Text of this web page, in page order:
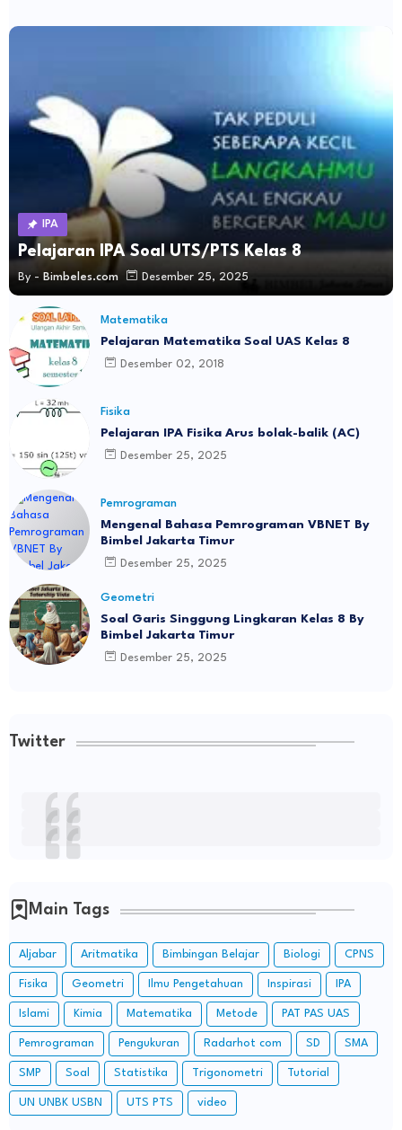
IPA
Pelajaran IPA Soal UTS/PTS Kelas 8
By - Bimbeles.com Desember 25, 2025
Matematika
Pelajaran Matematika Soal UAS Kelas 8
Desember 02, 2018
Fisika
Pelajaran IPA Fisika Arus bolak-balik (AC)
Desember 25, 2025
Pemrograman
Mengenal Bahasa Pemrograman VBNET By
Bimbel Jakarta Timur
Desember 25, 2025
Geometri
Soal Garis Singgung Lingkaran Kelas 8 By
Bimbel Jakarta Timur
Desember 25, 2025
Twitter
Main Tags
Aljabar Aritmatika Bimbingan Belajar Biologi CPNS
Fisika Geometri Ilmu Pengetahuan Inspirasi IPA
Islami Kimia Matematika Metode PAT PAS UAS
Pemrograman Pengukuran Radarhot com SD SMA
SMP Soal Statistika Trigonometri Tutorial
UN UNBK USBN UTS PTS video